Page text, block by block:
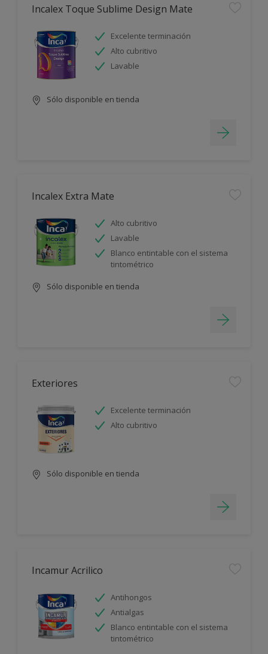
Incalex Toque Sublime Design Mate
Excelente terminación
Alto cubritivo
Lavable
Sólo disponible en tienda
Incalex Extra Mate
Alto cubritivo
Lavable
Blanco entintable con el sistema
tintométrico
Sólo disponible en tienda
Exteriores
Excelente terminación
Alto cubritivo
Sólo disponible en tienda
Incamur Acrilico
Antihongos
Antialgas
Blanco entintable con el sistema
tintométrico